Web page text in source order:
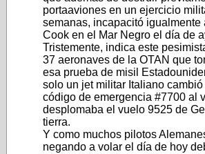
portaaviones en un ejercicio
semanas, incapacitó igualmente
Cook en el Mar Negro el día de
Tristemente, indica este
37 aeronaves de la OTAN que
esa prueba de misil
solo un jet militar Italiano cambió
código de emergencia #7700 al
desplomaba el vuelo 9525 de
tierra.
Y como muchos pilotos
negando a volar el día de hoy